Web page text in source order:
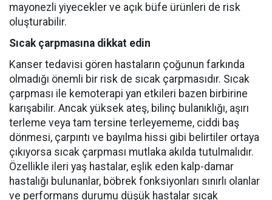
mayonezli yiyecekler ve açık büfe ürünleri de risk
oluşturabilir.
Sıcak çarpmasına dikkat edin
Kanser tedavisi gören hastaların çoğunun farkında
olmadığı önemli bir risk de sıcak çarpmasıdır. Sıcak
çarpması ile kemoterapi yan etkileri bazen birbirine
karışabilir. Ancak yüksek ateş, bilinç bulanıklığı, aşırı
terleme veya tam tersine terleyememe, ciddi baş
dönmesi, çarpıntı ve bayılma hissi gibi belirtiler ortaya
çıkıyorsa sıcak çarpması mutlaka akılda tutulmalıdır.
Özellikle ileri yaş hastalar, eşlik eden kalp-damar
hastalığı bulunanlar, böbrek fonksiyonları sınırlı olanlar
ve performans durumu düşük hastalar sıcak